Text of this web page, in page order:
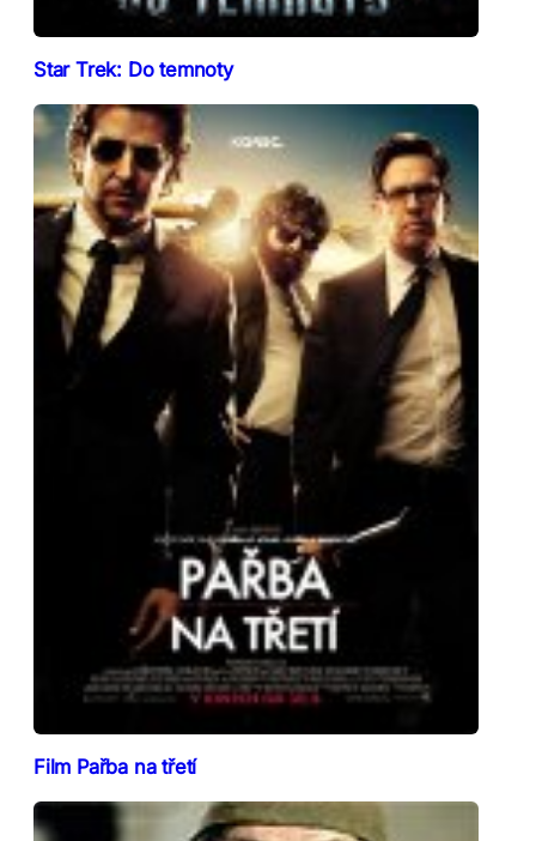
Star Trek: Do temnoty
Film Pařba na třetí